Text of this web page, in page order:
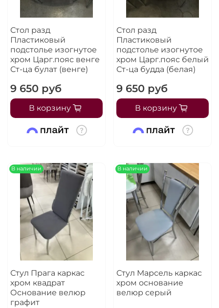
Стол разд
Пластиковый
подстолье изогнутое
хром Царг.пояс венге
Ст-ца булат (венге)
9 650 руб
В корзину
Стол разд
Пластиковый
подстолье изогнутое
хром Царг.пояс белый
Ст-ца будда (белая)
9 650 руб
В корзину
В наличии
Стул Прага каркас
хром квадрат
Основание велюр
графит
В наличии
Стул Марсель каркас
хром основание
велюр серый